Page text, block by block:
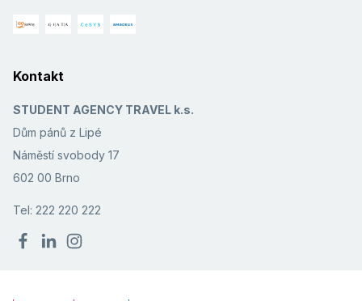
Kontakt
STUDENT AGENCY TRAVEL k.s.
Dům pánů z Lipé
Náměstí svobody 17
602 00 Brno
Tel: 222 220 222